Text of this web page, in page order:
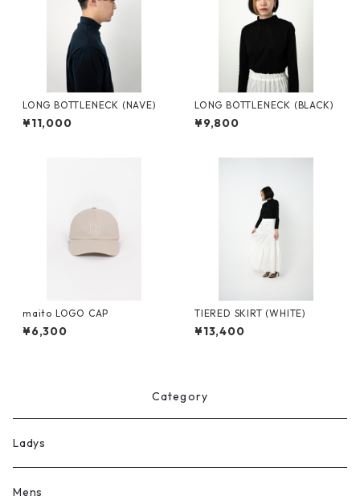
LONG BOTTLENECK (NAVE)
¥11,000
LONG BOTTLENECK (BLACK)
¥9,800
maito LOGO CAP
¥6,300
TIERED SKIRT (WHITE)
¥13,400
Category
Ladys
Mens